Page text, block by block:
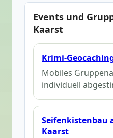
Events und
Kaarst
Krimi-
Mobiles
individuell
Seifenkistenbau
Kaarst